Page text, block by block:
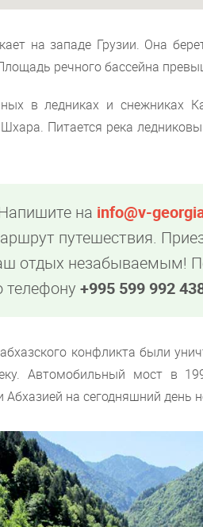
на западе Грузии. Она
речного бассейна
в ледниках и снежниках
Питается река
на info@v-
путешествия.
отдых незабываемым!
+995 599 992
конфликта были
Автомобильный мост в
на сегодняшний день